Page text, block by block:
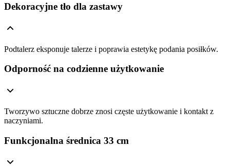
Dekoracyjne tło dla zastawy
Podtalerz eksponuje talerze i poprawia estetykę podania posiłków.
Odporność na codzienne użytkowanie
Tworzywo sztuczne dobrze znosi częste użytkowanie i kontakt z
naczyniami.
Funkcjonalna średnica 33 cm